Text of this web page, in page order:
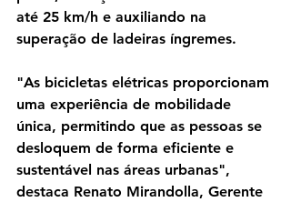
até 25 km/h e auxiliando na
superação de ladeiras íngremes.
"As bicicletas elétricas proporcionam
uma experiência de mobilidade
única, permitindo que as pessoas se
desloquem de forma eficiente e
sustentável nas áreas urbanas",
destaca Renato Mirandolla, Gerente